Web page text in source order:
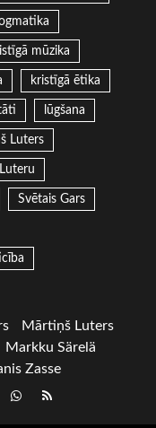
mūzika
kristīgā ētika
lūgšana
Luters
Svētais Gars
Mārtiņš Luters
Markku Särelä
Zasse
whatsapp
RSS